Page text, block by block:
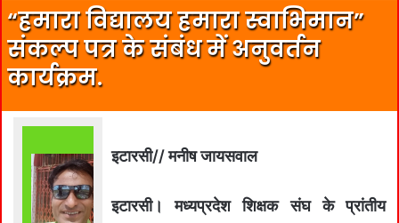
“हमारा विद्यालय हमारा स्वाभिमान”
संकल्प पत्र के संबंध में अनुवर्तन
कार्यक्रम.
इटारसी// मनीष जायसवाल
इटारसी। मध्यप्रदेश शिक्षक संघ के प्रांतीय